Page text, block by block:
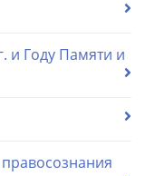
и Году Памяти и